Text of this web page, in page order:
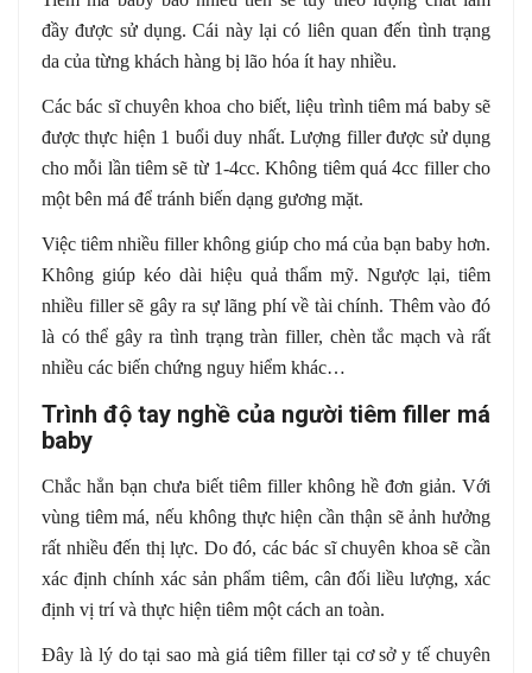
đầy được sử dụng. Cái này lại có liên quan đến tình trạng
da của từng khách hàng bị lão hóa ít hay nhiều.
Các bác sĩ chuyên khoa cho biết, liệu trình tiêm má baby sẽ
được thực hiện 1 buổi duy nhất. Lượng filler được sử dụng
cho mỗi lần tiêm sẽ từ 1-4cc. Không tiêm quá 4cc filler cho
một bên má để tránh biến dạng gương mặt.
Việc tiêm nhiều filler không giúp cho má của bạn baby hơn.
Không giúp kéo dài hiệu quả thẩm mỹ. Ngược lại, tiêm
nhiều filler sẽ gây ra sự lãng phí về tài chính. Thêm vào đó
là có thể gây ra tình trạng tràn filler, chèn tắc mạch và rất
nhiều các biến chứng nguy hiểm khác…
Trình độ tay nghề của người tiêm filler má
baby
Chắc hẳn bạn chưa biết tiêm filler không hề đơn giản. Với
vùng tiêm má, nếu không thực hiện cần thận sẽ ảnh hưởng
rất nhiều đến thị lực. Do đó, các bác sĩ chuyên khoa sẽ cần
xác định chính xác sản phẩm tiêm, cân đối liều lượng, xác
định vị trí và thực hiện tiêm một cách an toàn.
Đây là lý do tại sao mà giá tiêm filler tại cơ sở y tế chuyên